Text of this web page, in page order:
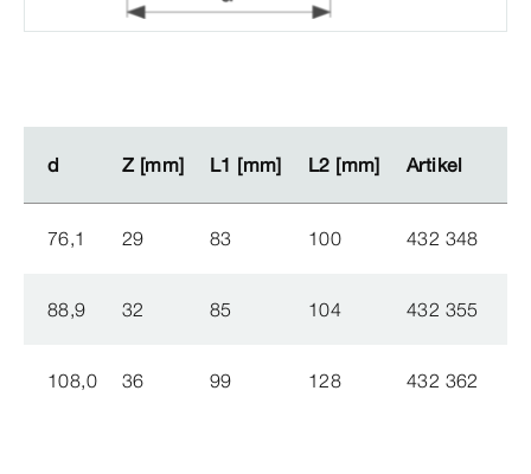
d Z [mm] L1 [mm] L2 [mm] Artikel
d Z [mm] L1 [mm] L2 [mm] Artikel
76,1 29 83 100 432 348
88,9 32 85 104 432 355
108,0 36 99 128 432 362